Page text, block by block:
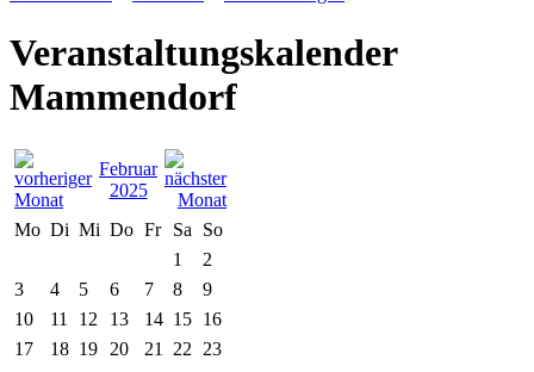
Veranstaltungskalender
Mammendorf
Februar
2025
Mo Di Mi Do Fr Sa
So
1
2
3
4 5 6 7 8
9
10
11 12 13 14 15 16
17
18 19 20 21 22
23